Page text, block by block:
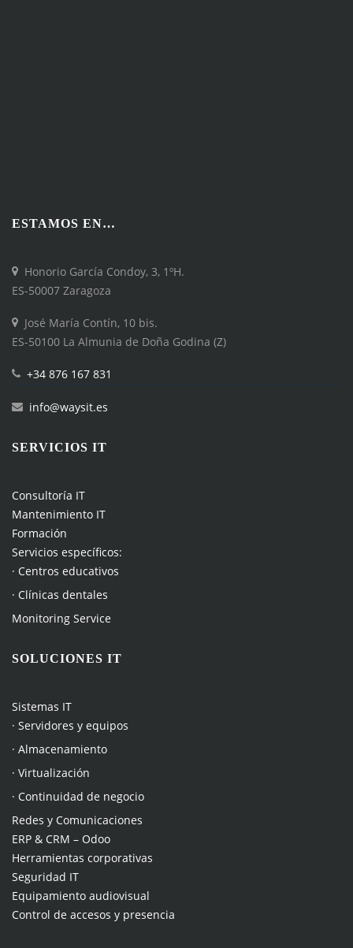
ESTAMOS EN…
Honorio García Condoy, 3, 1ºH.
ES-50007 Zaragoza
José María Contín, 10 bis.
ES-50100 La Almunia de Doña Godina (Z)
+34 876 167 831
info@waysit.es
SERVICIOS IT
Consultoría IT
Mantenimiento IT
Formación
Servicios específicos:
· Centros educativos
· Clínicas dentales
Monitoring Service
SOLUCIONES IT
Sistemas IT
· Servidores y equipos
· Almacenamiento
· Virtualización
· Continuidad de negocio
Redes y Comunicaciones
ERP & CRM – Odoo
Herramientas corporativas
Seguridad IT
Equipamiento audiovisual
Control de accesos y presencia